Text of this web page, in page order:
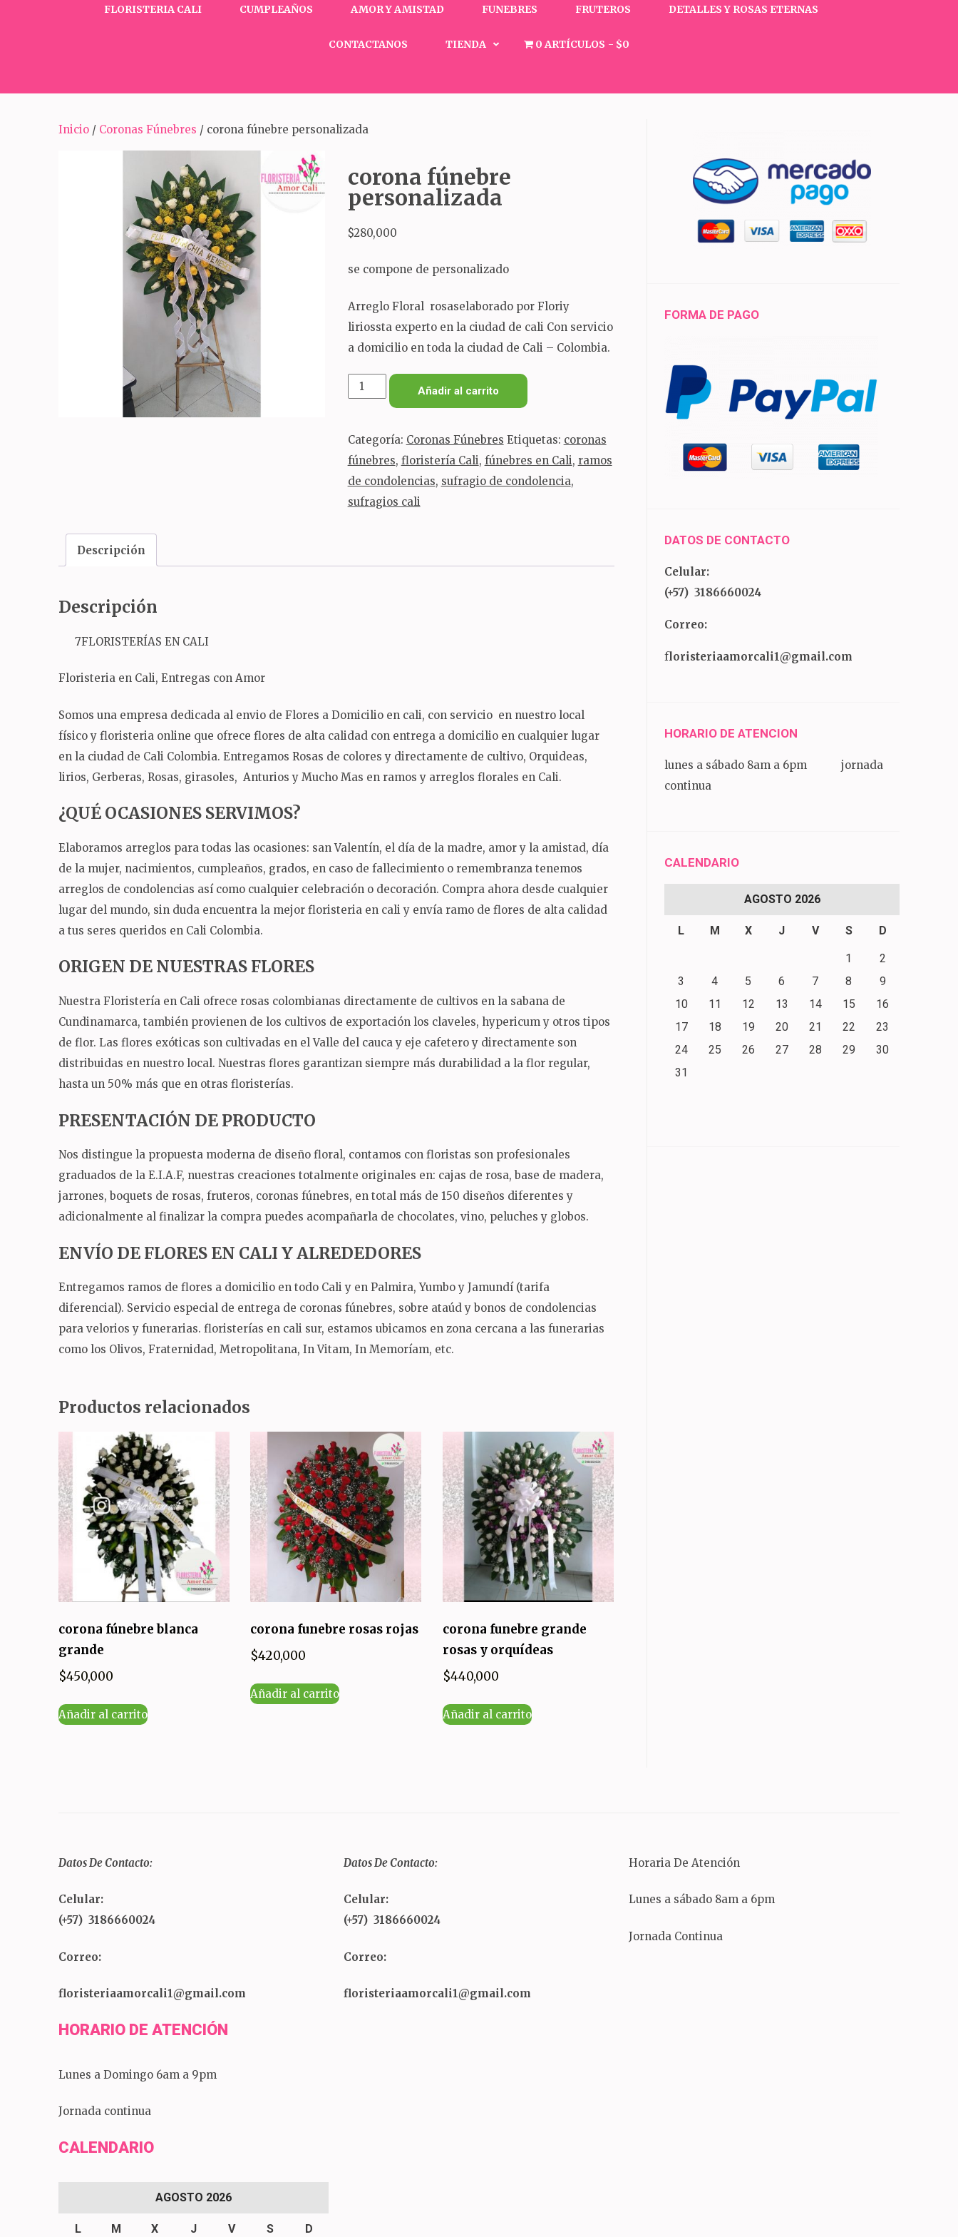
FLORISTERIA CALI CUMPLEAÑOS AMOR Y AMISTAD FUNEBRES FRUTEROS DETALLES Y ROSAS ETERNAS
CONTACTANOS TIENDA 0 ARTÍCULOS $0
Inicio / Coronas Fúnebres / corona fúnebre personalizada
corona fúnebre
personalizada
$280,000
se compone de personalizado
Arreglo Floral rosaselaborado por Floriy
liriossta experto en la ciudad de cali Con servicio
a domicilio en toda la ciudad de Cali – Colombia.
corona
cantidad
Añadir al carrito
Categoría: Coronas Fúnebres Etiquetas: coronas
fúnebres, floristería Cali, fúnebres en Cali, ramos
de condolencias, sufragio de condolencia,
sufragios cali
Descripción
Descripción
7FLORISTERÍAS EN CALI
Floristeria en Cali, Entregas con Amor
Somos una empresa dedicada al envio de Flores a Domicilio en cali, con servicio en nuestro local
físico y floristeria online que ofrece flores de alta calidad con entrega a domicilio en cualquier lugar
en la ciudad de Cali Colombia. Entregamos Rosas de colores y directamente de cultivo, Orquideas,
lirios, Gerberas, Rosas, girasoles, Anturios y Mucho Mas en ramos y arreglos florales en Cali.
¿QUÉ OCASIONES SERVIMOS?
Elaboramos arreglos para todas las ocasiones: san Valentín, el día de la madre, amor y la amistad, día
de la mujer, nacimientos, cumpleaños, grados, en caso de fallecimiento o remembranza tenemos
arreglos de condolencias así como cualquier celebración o decoración. Compra ahora desde cualquier
lugar del mundo, sin duda encuentra la mejor floristeria en cali y envía ramo de flores de alta calidad
a tus seres queridos en Cali Colombia.
ORIGEN DE NUESTRAS FLORES
Nuestra Floristería en Cali ofrece rosas colombianas directamente de cultivos en la sabana de
Cundinamarca, también provienen de los cultivos de exportación los claveles, hypericum y otros tipos
de flor. Las flores exóticas son cultivadas en el Valle del cauca y eje cafetero y directamente son
distribuidas en nuestro local. Nuestras flores garantizan siempre más durabilidad a la flor regular,
hasta un 50% más que en otras floristerías.
PRESENTACIÓN DE PRODUCTO
Nos distingue la propuesta moderna de diseño floral, contamos con floristas son profesionales
graduados de la E.I.A.F, nuestras creaciones totalmente originales en: cajas de rosa, base de madera,
jarrones, boquets de rosas, fruteros, coronas fúnebres, en total más de 150 diseños diferentes y
adicionalmente al finalizar la compra puedes acompañarla de chocolates, vino, peluches y globos.
ENVÍO DE FLORES EN CALI Y ALREDEDORES
Entregamos ramos de flores a domicilio en todo Cali y en Palmira, Yumbo y Jamundí (tarifa
diferencial). Servicio especial de entrega de coronas fúnebres, sobre ataúd y bonos de condolencias
para velorios y funerarias. floristerías en cali sur, estamos ubicamos en zona cercana a las funerarias
como los Olivos, Fraternidad, Metropolitana, In Vitam, In Memoríam, etc.
Productos relacionados
corona fúnebre blanca
grande
$450,000
Añadir al carrito
corona funebre rosas rojas
$420,000
Añadir al carrito
corona funebre grande
rosas y orquídeas
$440,000
Añadir al carrito
FORMA DE PAGO
DATOS DE CONTACTO
Celular:
(+57) 3186660024
Correo:
floristeriaamorcali1@gmail.com
HORARIO DE ATENCION
lunes a sábado 8am a 6pm jornada
continua
CALENDARIO
AGOSTO 2026
L M X J V S D
1
2
3
4 5 6 7 8
9
10
11 12 13 14 15
16
17
18 19 20 21 22
23
24
25 26 27 28 29
30
31
Datos De Contacto:
Celular:
(+57) 3186660024
Correo:
floristeriaamorcali1@gmail.com
HORARIO DE ATENCIÓN
Lunes a Domingo 6am a 9pm
Jornada continua
CALENDARIO
AGOSTO 2026
L M X J V S D
Datos De Contacto:
Celular:
(+57) 3186660024
Correo:
floristeriaamorcali1@gmail.com
Horaria De Atención
Lunes a sábado 8am a 6pm
Jornada Continua